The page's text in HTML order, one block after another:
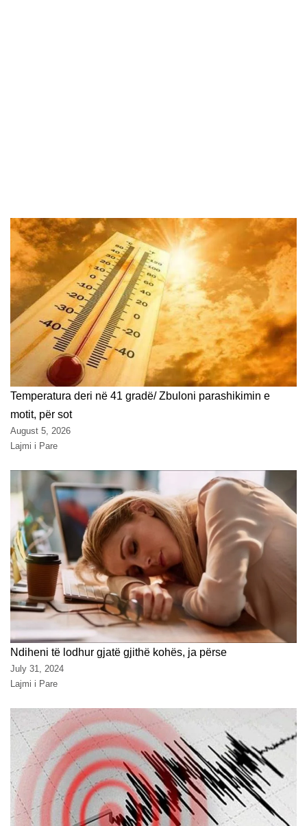
Temperatura deri në 41 gradë/ Zbuloni parashikimin e
motit, për sot
August 5, 2026
Lajmi i Pare
Ndiheni të lodhur gjatë gjithë kohës, ja përse
July 31, 2024
Lajmi i Pare